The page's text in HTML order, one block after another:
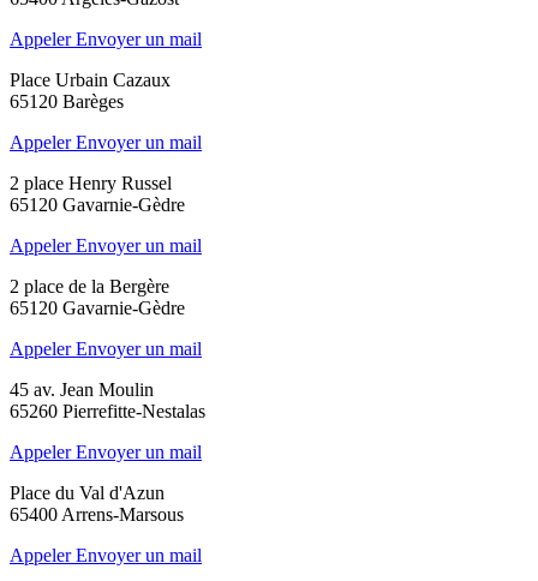
AppelerEnvoyer un mail
Place Urbain Cazaux
65120 Barèges
AppelerEnvoyer un mail
2 place Henry Russel
65120 Gavarnie-Gèdre
AppelerEnvoyer un mail
2 place de la Bergère
65120 Gavarnie-Gèdre
AppelerEnvoyer un mail
45 av. Jean Moulin
65260 Pierrefitte-Nestalas
AppelerEnvoyer un mail
Place du Val d'Azun
65400 Arrens-Marsous
AppelerEnvoyer un mail